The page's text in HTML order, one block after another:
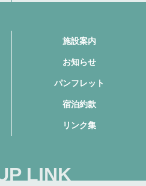
施設案内
お知らせ
パンフレット
宿泊約款
リンク集
LINK